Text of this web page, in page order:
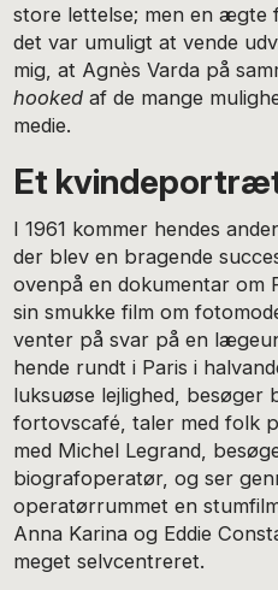
store lettelse; men en ægte
det var umuligt at vende
mig, at Agnès Varda på
hookedaf de mange
medie.
Et
I 1961 kommer hendes
der blev en bragende
ovenpå en dokumentar om
sin smukke film om
venter på svar på en
hende rundt i Paris i
luksuøse lejlighed, besøger
fortovscafé, taler med folk
med Michel Legrand,
biografoperatør, og ser
operatørrummet en
Anna Karina og Eddie
meget selvcentreret.